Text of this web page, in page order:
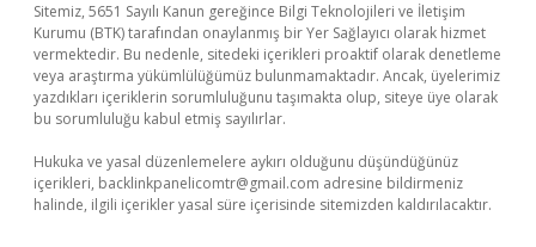
Sitemiz, 5651 Sayılı Kanun gereğince Bilgi Teknolojileri ve İletişim
Kurumu (BTK) tarafından onaylanmış bir Yer Sağlayıcı olarak hizmet
vermektedir. Bu nedenle, sitedeki içerikleri proaktif olarak denetleme
veya araştırma yükümlülüğümüz bulunmamaktadır. Ancak, üyelerimiz
yazdıkları içeriklerin sorumluluğunu taşımakta olup, siteye üye olarak
bu sorumluluğu kabul etmiş sayılırlar.
Hukuka ve yasal düzenlemelere aykırı olduğunu düşündüğünüz
içerikleri, backlinkpanelicomtr@gmail.com adresine bildirmeniz
halinde, ilgili içerikler yasal süre içerisinde sitemizden kaldırılacaktır.